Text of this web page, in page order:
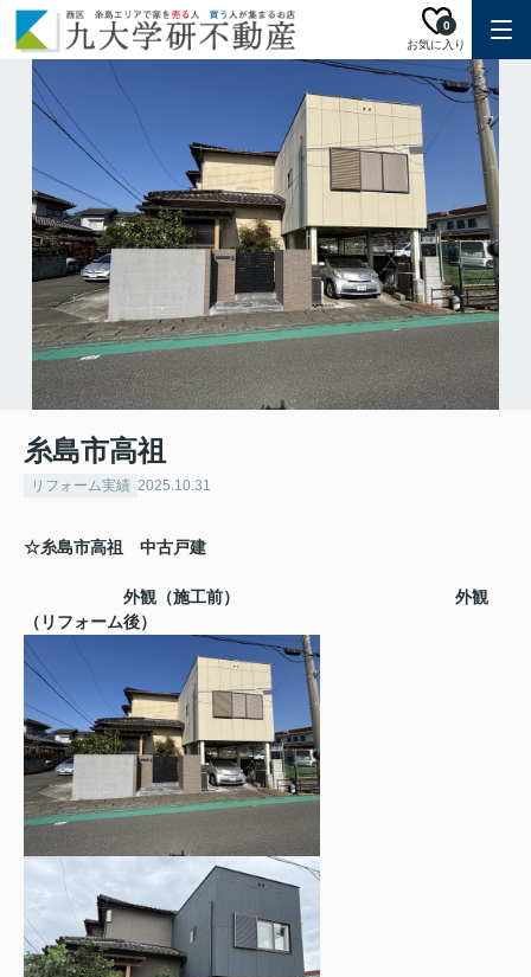
お気に入り
0
糸島市高祖
リフォーム実績 2025.10.31
☆糸島市高祖 中古戸建
外観（施工前）
外観
（リフォーム後）